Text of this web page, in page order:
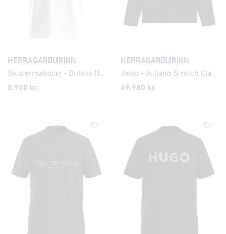
HERRAGARÐURINN
Stuttermabolur - Dulivio Houndstooth Logo
8.980 kr.
HERRAGARÐURINN
Jakki - Juliano Stretch Classic
49.980 kr.